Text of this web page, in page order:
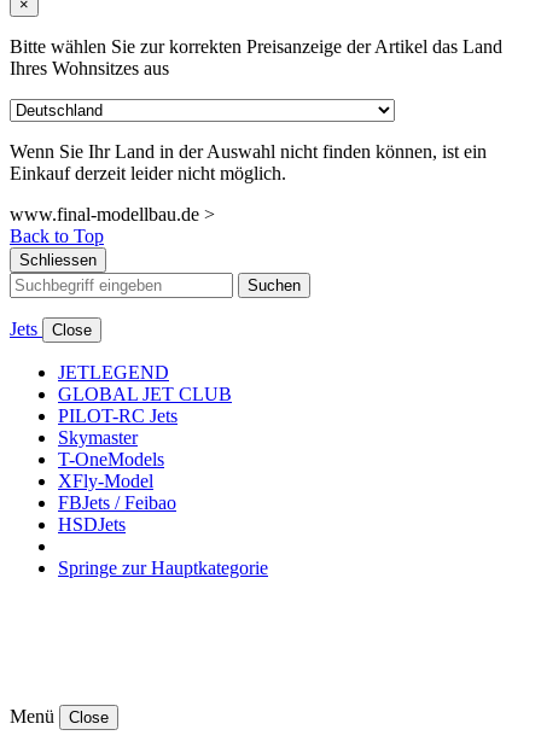
×
Bitte wählen Sie zur korrekten Preisanzeige der Artikel das Land
Ihres Wohnsitzes aus
Wenn Sie Ihr Land in der Auswahl nicht finden können, ist ein
Einkauf derzeit leider nicht möglich.
www.final-modellbau.de >
Back to Top
Schliessen
Suchen
Jets Close
JETLEGEND
GLOBAL JET CLUB
PILOT-RC Jets
Skymaster
T-OneModels
XFly-Model
FBJets / Feibao
HSDJets
Springe zur Hauptkategorie
Menü Close